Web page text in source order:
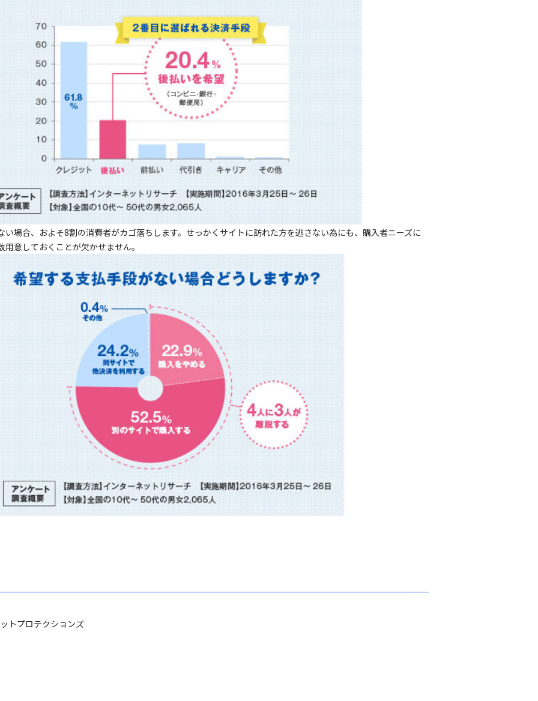
い場合、およそ8割の消費者がカゴ落ちします。せっかくサイトに訪れた方を逃さない為にも、購入者ニーズに
意しておくことが欠かせません。
トプロテクションズ